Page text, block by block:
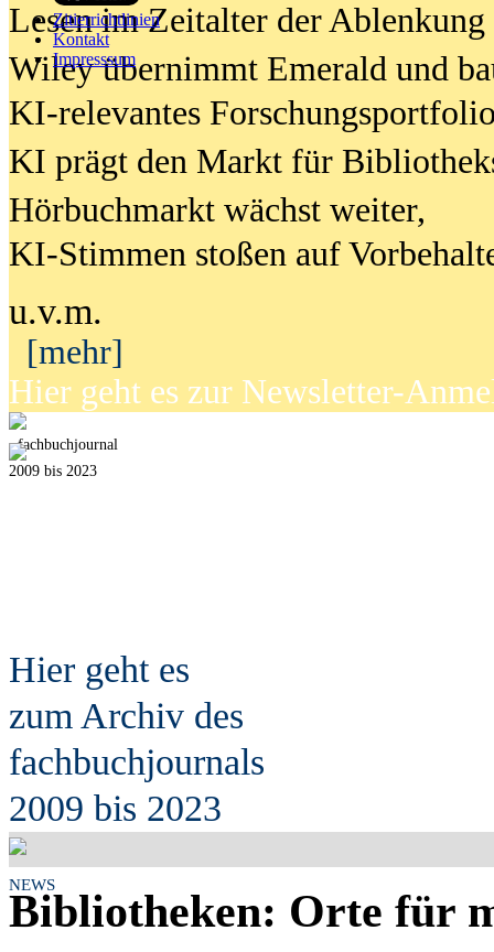
Zitierrichtlinien
Kontakt
Impresssum
Lesen im Zeitalter der Ablenkung
Wiley übernimmt Emerald und
KI-relevantes
KI prägt den Markt für
Hörbuchmarkt wächst weiter,
KI-Stimmen stoßen auf
u.v.m.
[mehr]
Hier geht es zur Newsletter-
fachbuchjournal
2009 bis 2023
Hier geht es
zum Archiv des
fachbuchjournals
2009 bis 2023
NEWS
Bibliotheken: Orte für